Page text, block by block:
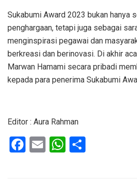
Sukabumi Award 2023 bukan hanya
penghargaan, tetapi juga sebagai
menginspirasi pegawai dan
berkreasi dan berinovasi. Di akhir
Marwan Hamami secara pribadi
kepada para penerima Sukabumi
Editor : Aura Rahman
F
E
W